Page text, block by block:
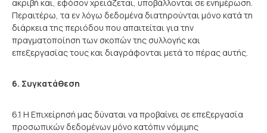
ακριβή και, εφόσον χρειάζεται, υποβάλλονται σε ενημέρωση.
Περαιτέρω, τα εν λόγω δεδομένα διατηρούνται μόνο κατά τη
διάρκεια της περιόδου που απαιτείται για την
πραγματοποίηση των σκοπών της συλλογής και
επεξεργασίας τους και διαγράφονται μετά το πέρας αυτής.
6. Συγκατάθεση
6.1 Η Επιχείρησή μας δύναται να προβαίνει σε επεξεργασία
προσωπικών δεδομένων μόνο κατόπιν νόμιμης